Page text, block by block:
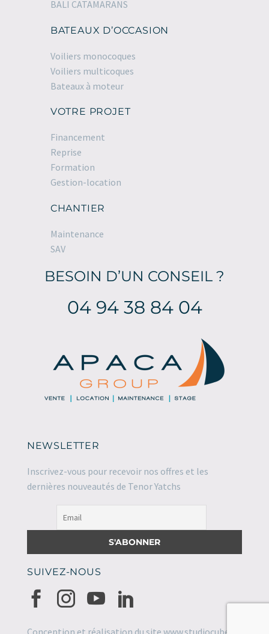
BALI CATAMARANS
BATEAUX D’OCCASION
Voiliers monocoques
Voiliers multicoques
Bateaux à moteur
VOTRE PROJET
Financement
Reprise
Formation
Gestion-location
CHANTIER
Maintenance
SAV
BESOIN D’UN CONSEIL ?
04 94 38 84 04
NEWSLETTER
Inscrivez-vous pour recevoir nos offres et les
dernières nouveautés de Tenor Yatchs
SUIVEZ-NOUS
Conception et réalisation du site www.studiocube.fr